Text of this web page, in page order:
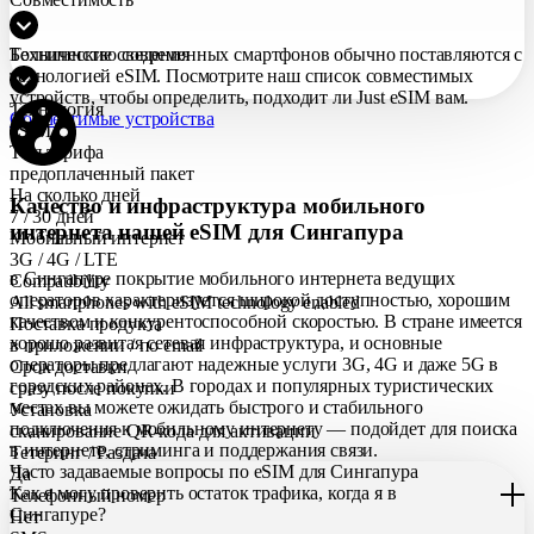
Большинство современных смартфонов обычно поставляются с
технологией eSIM. Посмотрите наш список совместимых
устройств, чтобы определить, подходит ли Just eSIM вам.
Совместимые устройства
Технические сведения
Технология
eSIM
Тип тарифа
предоплаченный пакет
На сколько дней
7 / 30 дней
Мобильный интернет
3G / 4G / LTE
Compatibility
All smartphones with eSIM technology enabled
Поставка продукта
в приложении / по еmail
Срок доставки
сразу после покупки
Установка
сканирование QR-кода для активации
Тетеринг / Раздача
Да
Телефонный номер
Нет
Качество и инфраструктура мобильного
интернета нашей eSIM для Сингапура
в Сингапуре покрытие мобильного интернета ведущих
операторов характеризуется широкой доступностью, хорошим
качеством и конкурентоспособной скоростью. В стране имеется
хорошо развитая сетевая инфраструктура, и основные
операторы предлагают надежные услуги 3G, 4G и даже 5G в
городских районах. В городах и популярных туристических
местах вы можете ожидать быстрого и стабильного
подключения к мобильному интернету — подойдет для поиска
в интернете, стриминга и поддержания связи.
Часто задаваемые вопросы по eSIM для Сингапура
Как я могу проверить остаток трафика, когда я в
Сингапуре?